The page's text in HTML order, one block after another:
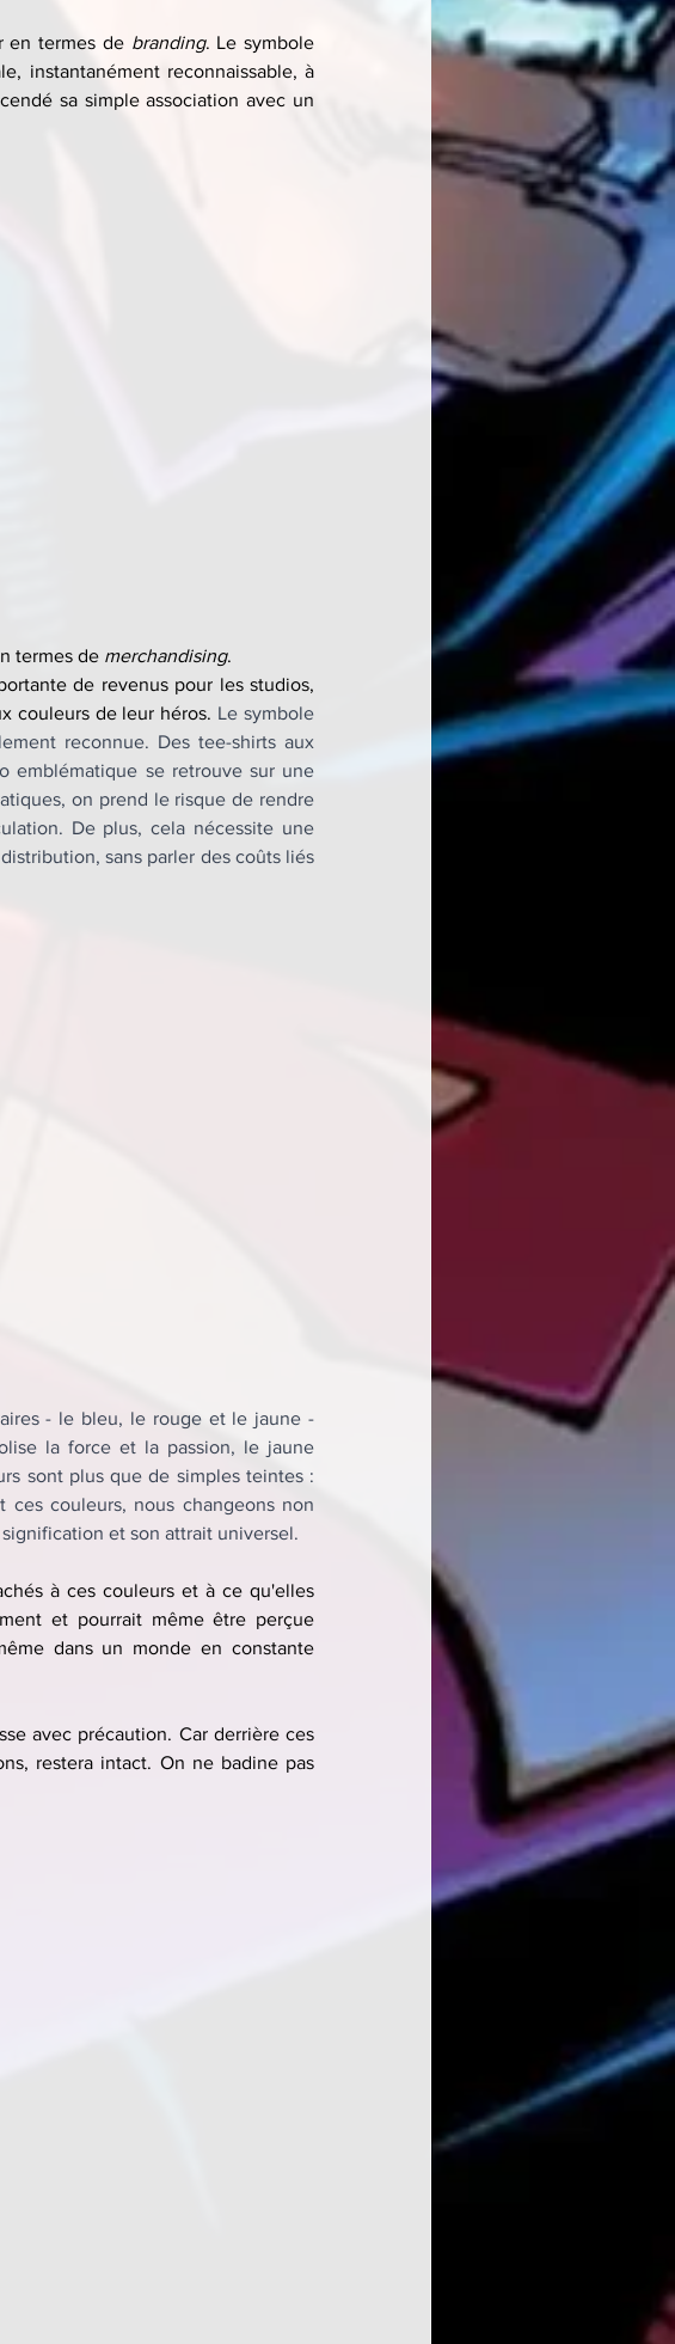
en termes de branding. Le symbole
instantanément reconnaissable, à
sa simple association avec un
termes de merchandising.
de revenus pour les studios,
couleurs de leur héros. Le symbole
reconnue. Des tee-shirts aux
emblématique se retrouve sur une
on prend le risque de rendre
De plus, cela nécessite une
sans parler des coûts liés
- le bleu, le rouge et le jaune -
la force et la passion, le jaune
sont plus que de simples teintes :
ces couleurs, nous changeons non
et son attrait universel.
à ces couleurs et à ce qu'elles
et pourrait même être perçue
dans un monde en constante
avec précaution. Car derrière ces
restera intact. On ne badine pas